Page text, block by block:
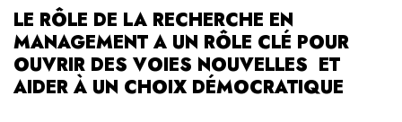
LE RÔLE DE LA RECHERCHE EN
MANAGEMENT A UN RÔLE CLÉ POUR
OUVRIR DES VOIES NOUVELLES ET
AIDER À UN CHOIX DÉMOCRATIQUE